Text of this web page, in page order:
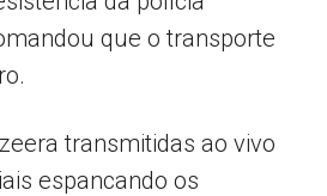
que o transporte
transmitidas ao vivo
espancando os